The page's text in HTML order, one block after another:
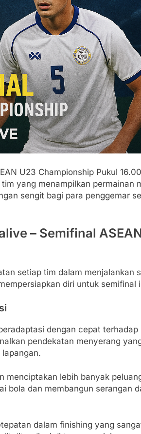
U23 Championship Pukul
yang menampilkan permainan
sengit bagi para penggemar
– Semifinal
setiap tim dalam menjalankan
diri untuk semifinal
dengan cepat terhadap
pendekatan menyerang
menciptakan lebih banyak
bola dan membangun serangan
dalam finishing yang